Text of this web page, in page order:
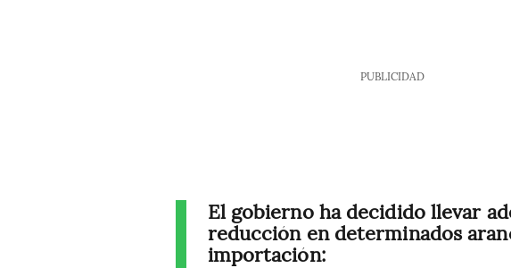
PUBLICIDAD
El gobierno ha decidido llevar
reducción en determinados
importación: